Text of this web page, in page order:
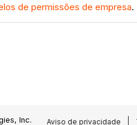
de permissões de empresa.
Inc. Aviso de privacidade